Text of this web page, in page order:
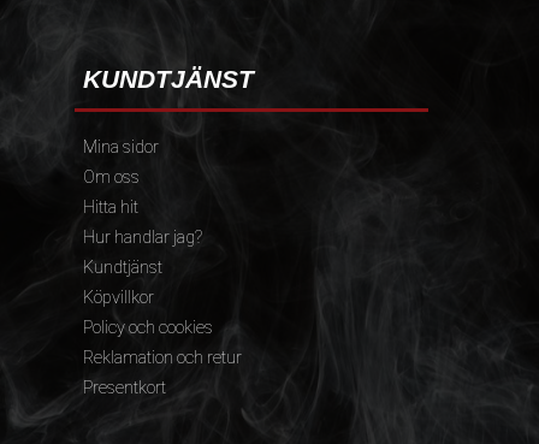
KUNDTJÄNST
Mina sidor
Om oss
Hitta hit
Hur handlar jag?
Kundtjänst
Köpvillkor
Policy och cookies
Reklamation och retur
Presentkort